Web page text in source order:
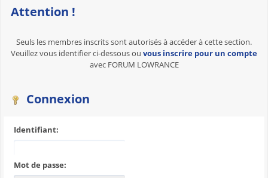
Attention !
Seuls les membres inscrits sont autorisés à accéder à cette section.
Veuillez vous identifier ci-dessous ou vous inscrire pour un compte
avec FORUM LOWRANCE
Connexion
Identifiant:
Mot de passe: